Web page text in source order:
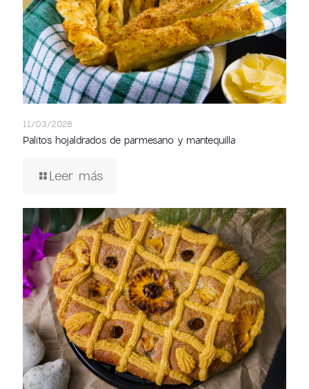
11/03/2026
Palitos hojaldrados de parmesano y mantequilla
Leer más